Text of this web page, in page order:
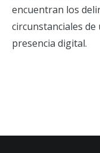
encuentran los
circunstanciales de
presencia digital.